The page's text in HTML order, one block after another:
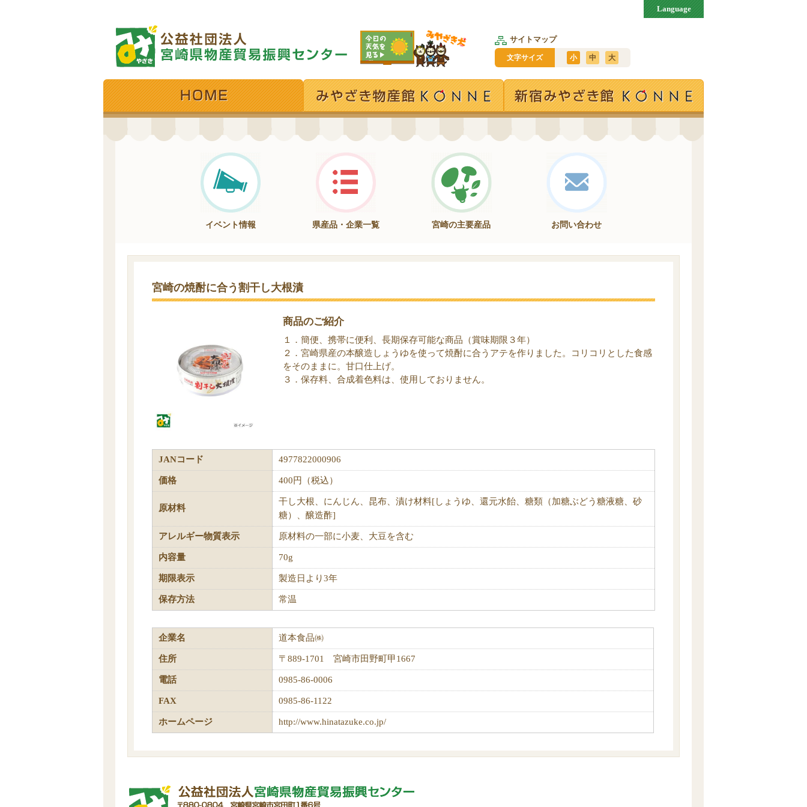
サイトマップ
文字サイズ 小 中 大
Language
イベント情報 県産品・企業一覧 宮崎の主要産品 お問い合わせ
宮崎の焼酎に合う割干し大根漬
商品のご紹介
１．簡便、携帯に便利、長期保存可能な商品（賞味期限３年）
２．宮崎県産の本醸造しょうゆを使って焼酎に合うアテを作りました。コリコリとした食感
をそのままに。甘口仕上げ。
３．保存料、合成着色料は、使用しておりません。
JANコード 4977822000906
価格 400円（税込）
原材料
干し大根、にんじん、昆布、漬け材料[しょうゆ、還元水飴、糖類（加糖ぶどう糖液糖、砂
糖）、醸造酢]
アレルギー物質表示 原材料の一部に小麦、大豆を含む
内容量 70g
期限表示 製造日より3年
保存方法 常温
企業名 道本食品㈱
住所 〒889-1701 宮崎市田野町甲1667
電話 0985-86-0006
FAX 0985-86-1122
ホームページ http://www.hinatazuke.co.jp/